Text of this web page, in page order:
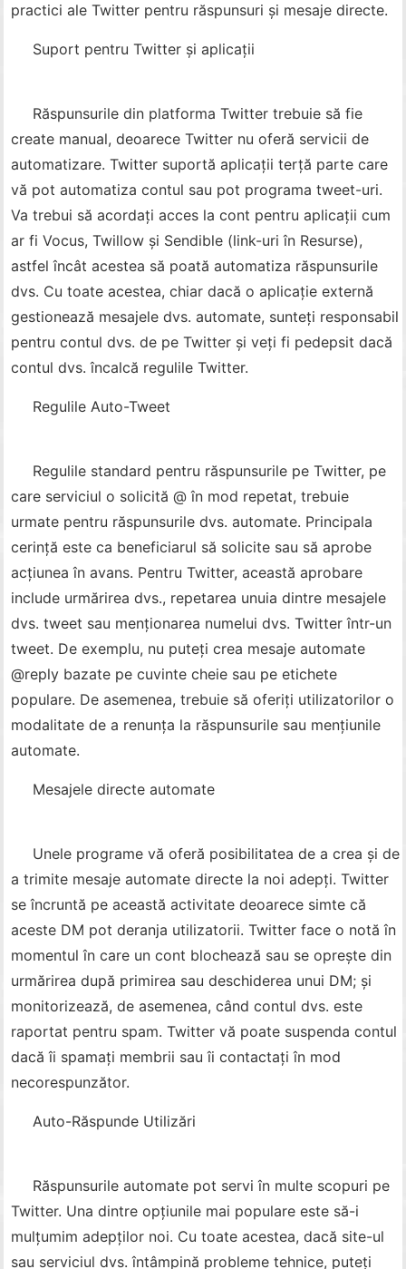
practici ale Twitter pentru răspunsuri și mesaje directe.
Suport pentru Twitter și aplicații
Răspunsurile din platforma Twitter trebuie să fie
create manual, deoarece Twitter nu oferă servicii de
automatizare. Twitter suportă aplicații terță parte care
vă pot automatiza contul sau pot programa tweet-uri.
Va trebui să acordați acces la cont pentru aplicații cum
ar fi Vocus, Twillow și Sendible (link-uri în Resurse),
astfel încât acestea să poată automatiza răspunsurile
dvs. Cu toate acestea, chiar dacă o aplicație externă
gestionează mesajele dvs. automate, sunteți responsabil
pentru contul dvs. de pe Twitter și veți fi pedepsit dacă
contul dvs. încalcă regulile Twitter.
Regulile Auto-Tweet
Regulile standard pentru răspunsurile pe Twitter, pe
care serviciul o solicită @ în mod repetat, trebuie
urmate pentru răspunsurile dvs. automate. Principala
cerință este ca beneficiarul să solicite sau să aprobe
acțiunea în avans. Pentru Twitter, această aprobare
include urmărirea dvs., repetarea unuia dintre mesajele
dvs. tweet sau menționarea numelui dvs. Twitter într-un
tweet. De exemplu, nu puteți crea mesaje automate
@reply bazate pe cuvinte cheie sau pe etichete
populare. De asemenea, trebuie să oferiți utilizatorilor o
modalitate de a renunța la răspunsurile sau mențiunile
automate.
Mesajele directe automate
Unele programe vă oferă posibilitatea de a crea și de
a trimite mesaje automate directe la noi adepți. Twitter
se încruntă pe această activitate deoarece simte că
aceste DM pot deranja utilizatorii. Twitter face o notă în
momentul în care un cont blochează sau se oprește din
urmărirea după primirea sau deschiderea unui DM; și
monitorizează, de asemenea, când contul dvs. este
raportat pentru spam. Twitter vă poate suspenda contul
dacă îi spamați membrii sau îi contactați în mod
necorespunzător.
Auto-Răspunde Utilizări
Răspunsurile automate pot servi în multe scopuri pe
Twitter. Una dintre opțiunile mai populare este să-i
mulțumim adepților noi. Cu toate acestea, dacă site-ul
sau serviciul dvs. întâmpină probleme tehnice, puteți